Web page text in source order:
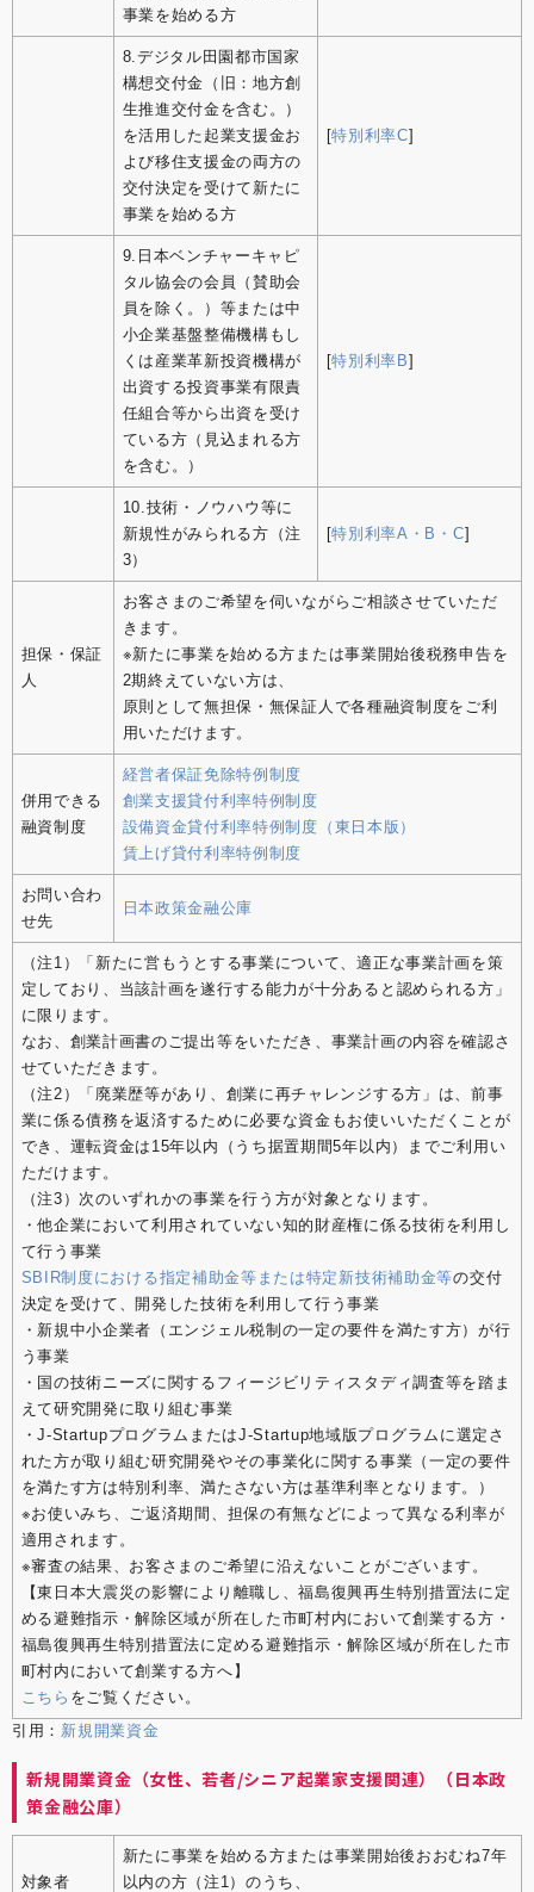
事業を始める方
8.デジタル田園都市国家
構想交付金（旧：地方創
生推進交付金を含む。）
を活用した起業支援金お
よび移住支援金の両方の
交付決定を受けて新たに
事業を始める方
[特別利率C]
9.日本ベンチャーキャピ
タル協会の会員（賛助会
員を除く。）等または中
小企業基盤整備機構もし
くは産業革新投資機構が
出資する投資事業有限責
任組合等から出資を受け
ている方（見込まれる方
を含む。）
[特別利率B]
10.技術・ノウハウ等に
新規性がみられる方（注
3）
[特別利率A・B・C]
担保・保証
人
お客さまのご希望を伺いながらご相談させていただ
きます。
※新たに事業を始める方または事業開始後税務申告を
2期終えていない方は、
原則として無担保・無保証人で各種融資制度をご利
用いただけます。
併用できる
融資制度
経営者保証免除特例制度
創業支援貸付利率特例制度
設備資金貸付利率特例制度（東日本版）
賃上げ貸付利率特例制度
お問い合わ
せ先
日本政策金融公庫
（注1）「新たに営もうとする事業について、適正な事業計画を策
定しており、当該計画を遂行する能力が十分あると認められる方」
に限ります。
なお、創業計画書のご提出等をいただき、事業計画の内容を確認さ
せていただきます。
（注2）「廃業歴等があり、創業に再チャレンジする方」は、前事
業に係る債務を返済するために必要な資金もお使いいただくことが
でき、運転資金は15年以内（うち据置期間5年以内）までご利用い
ただけます。
（注3）次のいずれかの事業を行う方が対象となります。
・他企業において利用されていない知的財産権に係る技術を利用し
て行う事業
SBIR制度における指定補助金等または特定新技術補助金等の交付
決定を受けて、開発した技術を利用して行う事業
・新規中小企業者（エンジェル税制の一定の要件を満たす方）が行
う事業
・国の技術ニーズに関するフィージビリティスタディ調査等を踏ま
えて研究開発に取り組む事業
・J-StartupプログラムまたはJ-Startup地域版プログラムに選定さ
れた方が取り組む研究開発やその事業化に関する事業（一定の要件
を満たす方は特別利率、満たさない方は基準利率となります。）
※お使いみち、ご返済期間、担保の有無などによって異なる利率が
適用されます。
※審査の結果、お客さまのご希望に沿えないことがございます。
【東日本大震災の影響により離職し、福島復興再生特別措置法に定
める避難指示・解除区域が所在した市町村内において創業する方・
福島復興再生特別措置法に定める避難指示・解除区域が所在した市
町村内において創業する方へ】
こちら をご覧ください。
引用： 新規開業資金
新規開業資金（女性、若者/シニア起業家支援関連）（日本政
策金融公庫）
対象者
新たに事業を始める方または事業開始後おおむね7年
以内の方（注1）のうち、